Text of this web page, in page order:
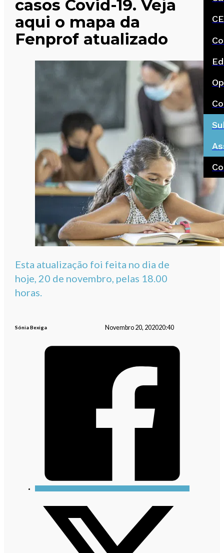
casos Covid-19. Veja
aqui o mapa da
Fenprof atualizado
Esta atualização foi feita no dia de
hoje, 20 de novembro, pelas 18.00
horas.
Sónia Bexiga Novembro 20, 202020:40